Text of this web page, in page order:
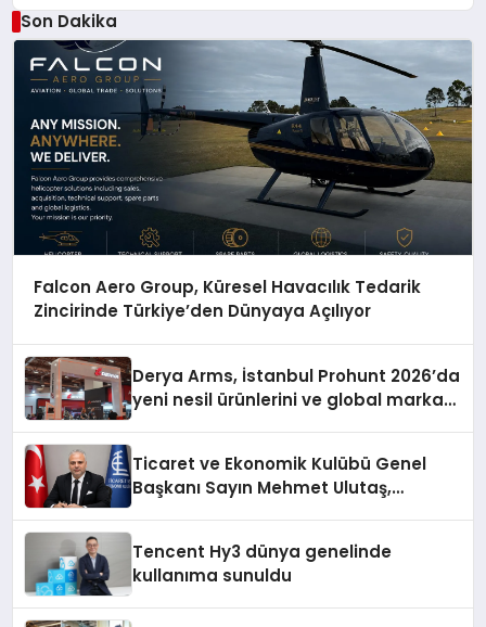
Son Dakika
Falcon Aero Group, Küresel Havacılık Tedarik
Zincirinde Türkiye’den Dünyaya Açılıyor
Derya Arms, İstanbul Prohunt 2026’da
yeni nesil ürünlerini ve global marka
Ticaret ve Ekonomik Kulübü Genel
Başkanı Sayın Mehmet Ulutaş,
Tencent Hy3 dünya genelinde
kullanıma sunuldu